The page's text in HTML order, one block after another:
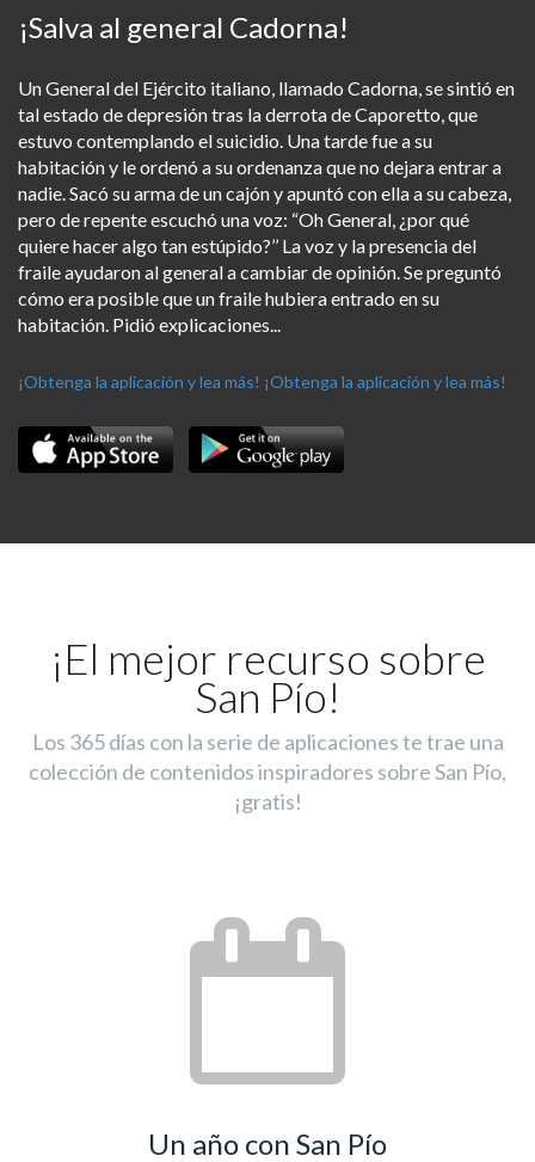
¡Salva al general Cadorna!
Un General del Ejército italiano, llamado Cadorna, se sintió en
tal estado de depresión tras la derrota de Caporetto, que
estuvo contemplando el suicidio. Una tarde fue a su
habitación y le ordenó a su ordenanza que no dejara entrar a
nadie. Sacó su arma de un cajón y apuntó con ella a su cabeza,
pero de repente escuchó una voz: “Oh General, ¿por qué
quiere hacer algo tan estúpido?’’ La voz y la presencia del
fraile ayudaron al general a cambiar de opinión. Se preguntó
cómo era posible que un fraile hubiera entrado en su
habitación. Pidió explicaciones...
¡Obtenga la aplicación y lea más! ¡Obtenga la aplicación y lea más!
¡El mejor recurso sobre
San Pío!
Los 365 días con la serie de aplicaciones te trae una
colección de contenidos inspiradores sobre San Pío,
¡gratis!
Un año con San Pío